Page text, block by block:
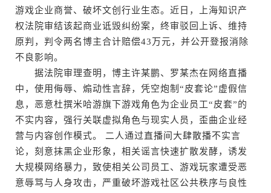
游戏企业商誉、破坏文创行业生态。近日，上海知识产
权法院审结该起商业诋毁纠纷案，终审驳回上诉、维持
原判，判令两名博主合计赔偿43万元，并公开登报消除
不良影响。
据法院审理查明，博主许某鹏、罗某杰在网络直播
中，使用侮辱、煽动性言辞，凭空炮制“皮套论”虚假信
息，恶意杜撰米哈游旗下游戏角色为企业员工“皮套”的
不实内容，强行关联虚拟角色与现实人员，歪曲企业经
营与内容创作模式。 二人通过直播间大肆散播不实言
论，刻意抹黑企业形象，相关谣言快速扩散发酵，诱发
大规模网络暴力，致使相关公司员工、游戏玩家遭受恶
意辱骂与人身攻击，严重破坏游戏社区公共秩序与良性